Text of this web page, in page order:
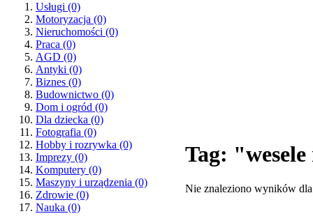
Usługi (0)
Motoryzacja (0)
Nieruchomości (0)
Praca (0)
AGD (0)
Antyki (0)
Biznes (0)
Budownictwo (0)
Dom i ogród (0)
Dla dziecka (0)
Fotografia (0)
Hobby i rozrywka (0)
Imprezy (0)
Komputery (0)
Maszyny i urządzenia (0)
Zdrowie (0)
Nauka (0)
Tag:
Nie znaleziono wyników